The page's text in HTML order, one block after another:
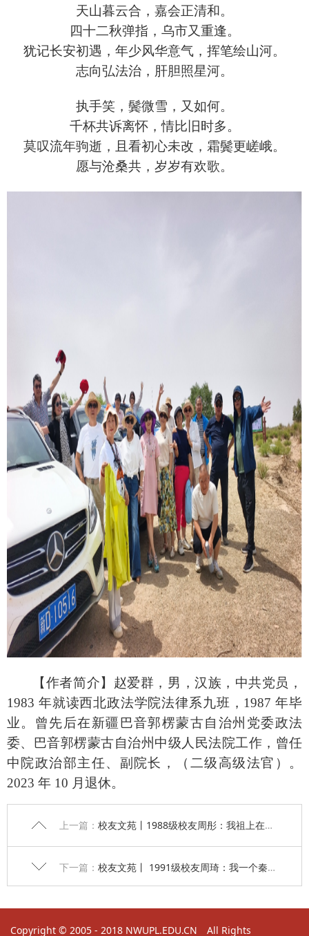
天山暮云合，嘉会正清和。
四十二秋弹指，乌市又重逢。
犹记长安初遇，年少风华意气，挥笔绘山河。
志向弘法治，肝胆照星河。
执手笑，鬓微雪，又如何。
千杯共诉离怀，情比旧时多。
莫叹流年驹逝，且看初心未改，霜鬓更嵯峨。
愿与沧桑共，岁岁有欢歌。
【作者简介】赵爱群，男，汉族，中共党员，
1983 年就读西北政法学院法律系九班，1987 年毕
业。曾先后在新疆巴音郭楞蒙古自治州党委政法
委、巴音郭楞蒙古自治州中级人民法院工作，曾任
中院政治部主任、副院长，（二级高级法官）。
2023 年 10 月退休。
上一篇： 校友文苑丨1988级校友周彤：我祖上在三国吴都，我为什么会从遥远的西域考去西北政法？
下一篇： 校友文苑丨 1991级校友周琦：我一个秦国人，为什么固守长安（西北政法）不周游列国？
Copyright © 2005 - 2018 NWUPL.EDU.CN All Rights